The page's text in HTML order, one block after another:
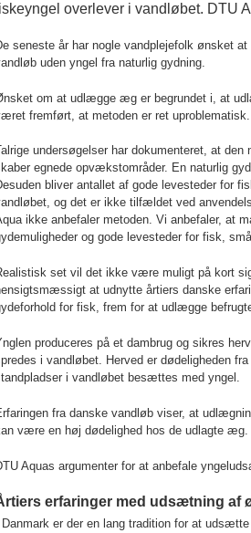
overlever i vandløbet. DTU
seneste år har nogle vandplejefolk ønsket
uden yngel fra naturlig gydning.
om at udlægge æg er begrundet i, at
fremført, at metoden er ret
undersøgelser har dokumenteret, at
egnede opvækstområder. En naturlig
bliver antallet af gode levesteder for
og det er ikke tilfældet ved
ikke anbefaler metoden. Vi anbefaler, at
og gode levesteder for fisk,
set vil det ikke være muligt på kort
at udnytte årtiers danske
for fisk, frem for at udlægge
produceres på et dambrug og sikres
i vandløbet. Herved er dødeligheden
i vandløbet besættes med yngel.
fra danske vandløb viser, at
være en høj dødelighed hos de udlagte æg.
Aquas argumenter for at anbefale
erfaringer med udsætning af
I Danmark er der en lang tradition for at